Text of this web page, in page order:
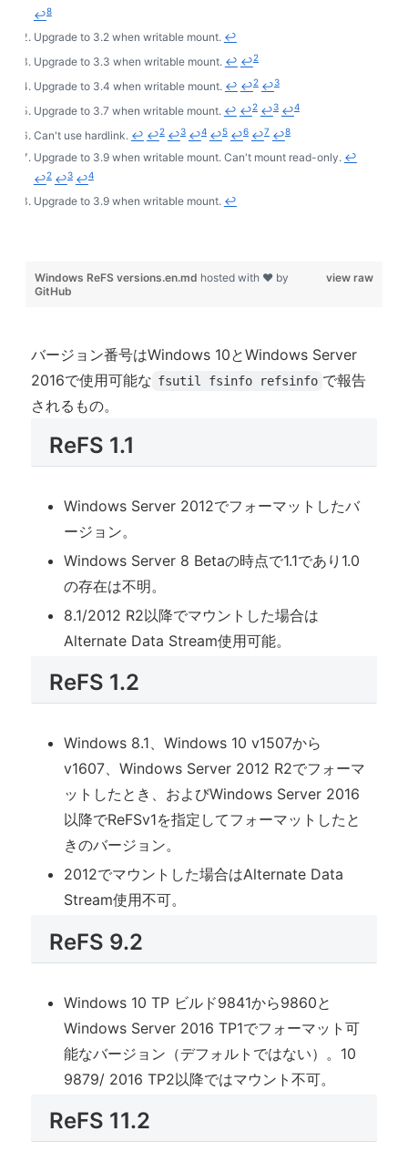
t
n
o
t
s
↩8
Upgrade to 3.2 when writable mount. ↩
Upgrade to 3.3 when writable mount. ↩ ↩2
Upgrade to 3.4 when writable mount. ↩ ↩2 ↩3
Upgrade to 3.7 when writable mount. ↩ ↩2 ↩3 ↩4
Can't use hardlink. ↩ ↩2 ↩3 ↩4 ↩5 ↩6 ↩7 ↩8
Upgrade to 3.9 when writable mount. Can't mount read-only. ↩
↩2 ↩3 ↩4
Upgrade to 3.9 when writable mount. ↩
view raw
Windows ReFS versions.en.md hosted with ❤ by
GitHub
バージョン番号はWindows 10とWindows Server
2016で使用可能な fsutil fsinfo refsinfo で報告
されるもの。
ReFS 1.1
Windows Server 2012でフォーマットしたバ
ージョン。
Windows Server 8 Betaの時点で1.1であり1.0
の存在は不明。
8.1/2012 R2以降でマウントした場合は
Alternate Data Stream使用可能。
ReFS 1.2
Windows 8.1、Windows 10 v1507から
v1607、Windows Server 2012 R2でフォーマ
ットしたとき、およびWindows Server 2016
以降でReFSv1を指定してフォーマットしたと
きのバージョン。
2012でマウントした場合はAlternate Data
Stream使用不可。
ReFS 9.2
Windows 10 TP ビルド9841から9860と
Windows Server 2016 TP1でフォーマット可
能なバージョン（デフォルトではない）。10
9879/ 2016 TP2以降ではマウント不可。
ReFS 11.2